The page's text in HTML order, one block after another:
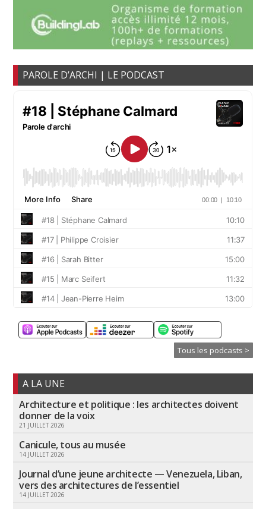
PAROLE D’ARCHI | LE PODCAST
Tous les podcasts >
A LA UNE
Architecture et politique : les architectes doivent
donner de la voix
21 JUILLET 2026
Canicule, tous au musée
14 JUILLET 2026
Journal d’une jeune architecte — Venezuela, Liban,
vers des architectures de l’essentiel
14 JUILLET 2026